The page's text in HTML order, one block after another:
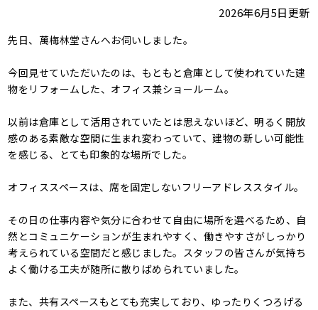
2026年6月5日更新
先日、萬梅林堂さんへお伺いしました。
今回見せていただいたのは、もともと倉庫として使われていた建
物をリフォームした、オフィス兼ショールーム。
以前は倉庫として活用されていたとは思えないほど、明るく開放
感のある素敵な空間に生まれ変わっていて、建物の新しい可能性
を感じる、とても印象的な場所でした。
オフィススペースは、席を固定しないフリーアドレススタイル。
その日の仕事内容や気分に合わせて自由に場所を選べるため、自
然とコミュニケーションが生まれやすく、働きやすさがしっかり
考えられている空間だと感じました。スタッフの皆さんが気持ち
よく働ける工夫が随所に散りばめられていました。
また、共有スペースもとても充実しており、ゆったりくつろげる